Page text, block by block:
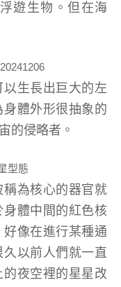
遊生物。但在海
生長出巨大的左
體外形很抽象的
的侵略者。
為核心的器官就
體中間的紅色核
像在進行某種通
以前人們就一直
夜空裡的星星改